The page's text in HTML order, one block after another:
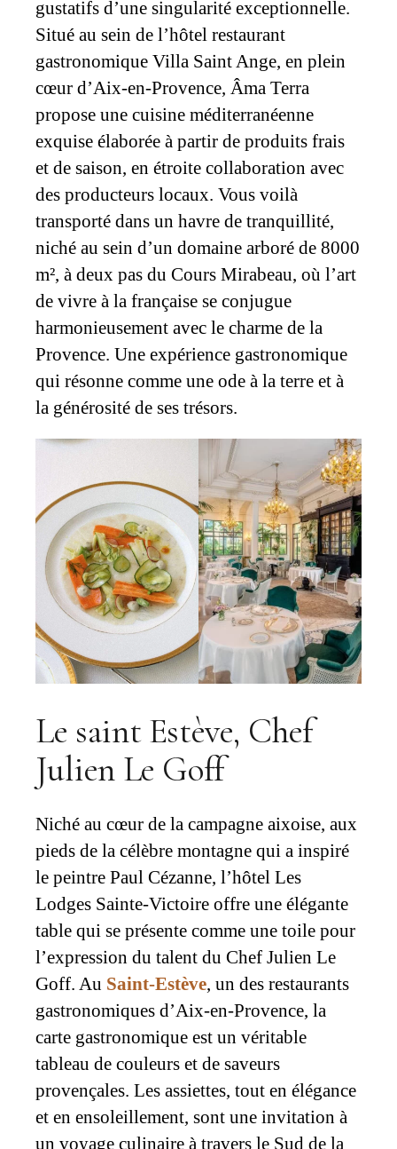
gustatifs d’une singularité exceptionnelle.
Situé au sein de l’hôtel restaurant
gastronomique Villa Saint Ange, en plein
cœur d’Aix-en-Provence, Âma Terra
propose une cuisine méditerranéenne
exquise élaborée à partir de produits frais
et de saison, en étroite collaboration avec
des producteurs locaux. Vous voilà
transporté dans un havre de tranquillité,
niché au sein d’un domaine arboré de 8000
m², à deux pas du Cours Mirabeau, où l’art
de vivre à la française se conjugue
harmonieusement avec le charme de la
Provence. Une expérience gastronomique
qui résonne comme une ode à la terre et à
la générosité de ses trésors.
Le saint Estève, Chef
Julien Le Goff
Niché au cœur de la campagne aixoise, aux
pieds de la célèbre montagne qui a inspiré
le peintre Paul Cézanne, l’hôtel Les
Lodges Sainte-Victoire offre une élégante
table qui se présente comme une toile pour
l’expression du talent du Chef Julien Le
Goff. Au Saint-Estève, un des restaurants
gastronomiques d’Aix-en-Provence, la
carte gastronomique est un véritable
tableau de couleurs et de saveurs
provençales. Les assiettes, tout en élégance
et en ensoleillement, sont une invitation à
un voyage culinaire à travers le Sud de la